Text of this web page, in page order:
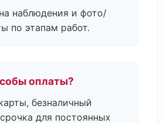
наблюдения и фото/
по этапам работ.
оплаты?
безналичный
для постоянных